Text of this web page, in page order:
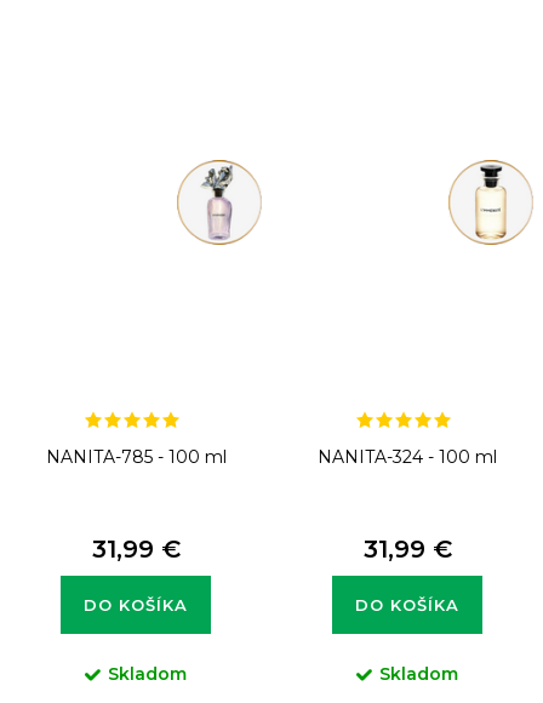
NANITA-785 - 100 ml
31,99 €
DO KOŠÍKA
Skladom
NANITA-324 - 100 ml
31,99 €
DO KOŠÍKA
Skladom